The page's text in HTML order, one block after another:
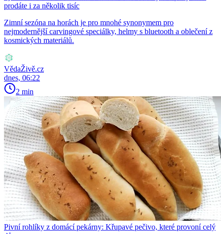
prodáte i za několik tisíc
Zimní sezóna na horách je pro mnohé synonymem pro
nejmodernější carvingové speciálky, helmy s bluetooth a oblečení z
kosmických materiálů.
VědaŽivě.cz
dnes, 06:22
2 min
Pivní rohlíky z domácí pekárny: Křupavé pečivo, které provoní celý